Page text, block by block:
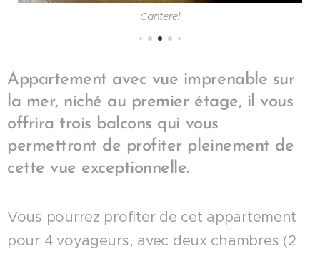
Canterel
Appartement avec vue imprenable sur
la mer, niché au premier étage, il vous
offrira trois balcons qui vous
permettront de profiter pleinement de
cette vue exceptionnelle.
Vous pourrez profiter de cet appartement
pour 4 voyageurs, avec deux chambres (2